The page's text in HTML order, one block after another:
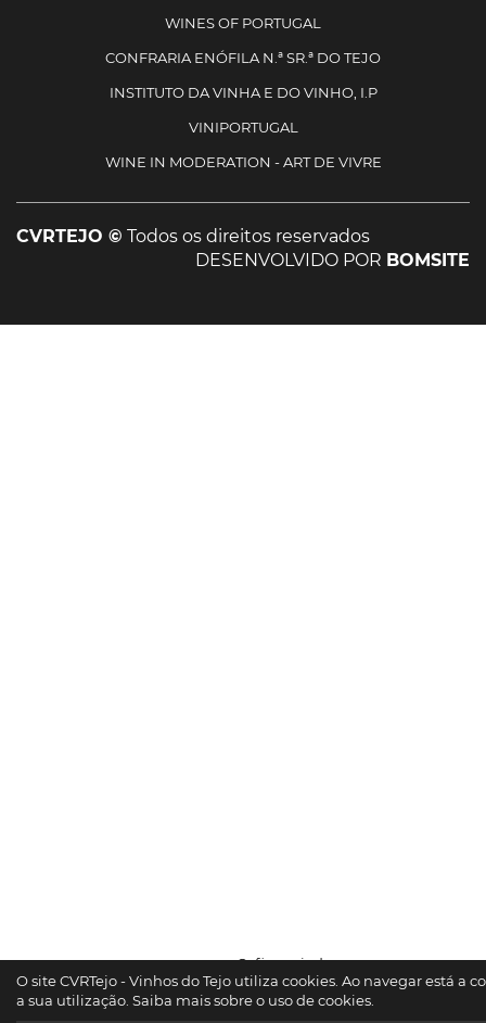
WINES OF PORTUGAL
CONFRARIA ENÓFILA N.ª SR.ª DO TEJO
INSTITUTO DA VINHA E DO VINHO, I.P
VINIPORTUGAL
WINE IN MODERATION - ART DE VIVRE
CVRTEJO © Todos os direitos reservados
DESENVOLVIDO POR BOMSITE
Cofinanciado por:
O site CVRTejo - Vinhos do Tejo utiliza cookies. Ao navegar está a
a sua utilização. Saiba mais sobre o uso de cookies.